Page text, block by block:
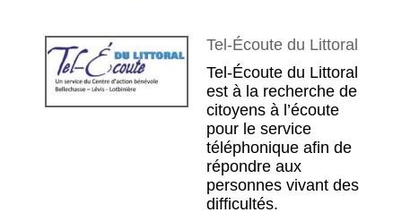
Tel-Écoute du Littoral
Tel-Écoute du Littoral
est à la recherche de
citoyens à l’écoute
pour le service
téléphonique afin de
répondre aux
personnes vivant des
difficultés.